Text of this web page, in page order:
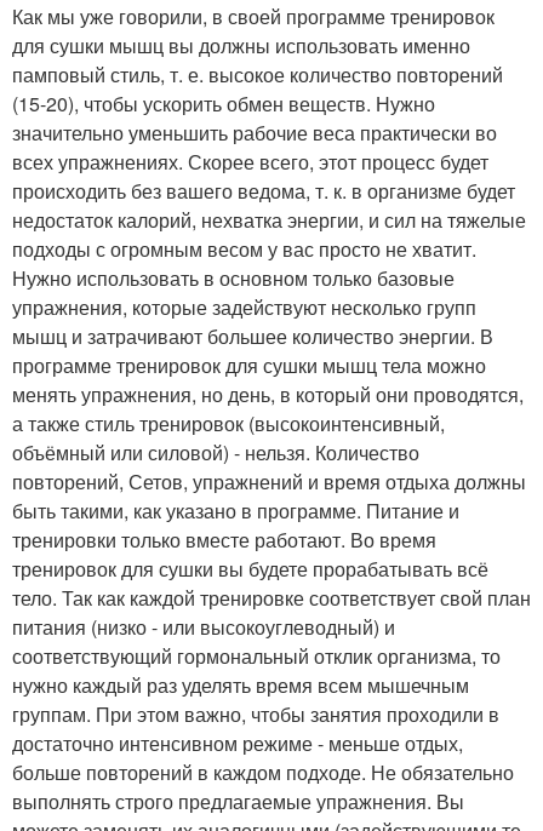
Как мы уже говорили, в своей программе тренировок
для сушки мышц вы должны использовать именно
памповый стиль, т. е. высокое количество повторений
(15-20), чтобы ускорить обмен веществ. Нужно
значительно уменьшить рабочие веса практически во
всех упражнениях. Скорее всего, этот процесс будет
происходить без вашего ведома, т. к. в организме будет
недостаток калорий, нехватка энергии, и сил на тяжелые
подходы с огромным весом у вас просто не хватит.
Нужно использовать в основном только базовые
упражнения, которые задействуют несколько групп
мышц и затрачивают большее количество энергии. В
программе тренировок для сушки мышц тела можно
менять упражнения, но день, в который они проводятся,
а также стиль тренировок (высокоинтенсивный,
объёмный или силовой) - нельзя. Количество
повторений, Сетов, упражнений и время отдыха должны
быть такими, как указано в программе. Питание и
тренировки только вместе работают. Во время
тренировок для сушки вы будете прорабатывать всё
тело. Так как каждой тренировке соответствует свой план
питания (низко - или высокоуглеводный) и
соответствующий гормональный отклик организма, то
нужно каждый раз уделять время всем мышечным
группам. При этом важно, чтобы занятия проходили в
достаточно интенсивном режиме - меньше отдых,
больше повторений в каждом подходе. Не обязательно
выполнять строго предлагаемые упражнения. Вы